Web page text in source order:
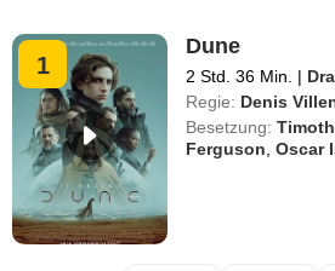
1
Dune
2 Std. 36 Min. |
Regie: Denis
Besetzung:
Ferguson ,Oscar